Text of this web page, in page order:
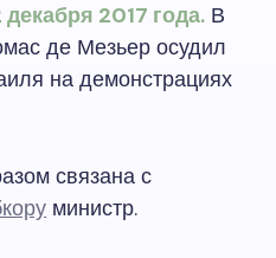
декабря 2017 года. В
де Мезьер осудил
на демонстрациях
связана с
министр.